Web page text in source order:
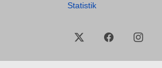
Statistik